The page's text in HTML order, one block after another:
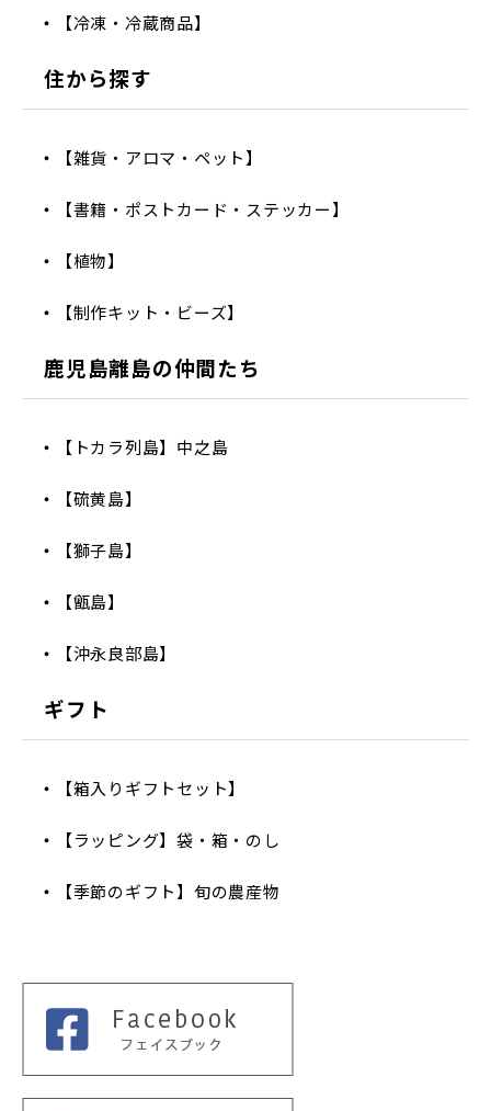
【冷凍・冷蔵商品】
住から探す
【雑貨・アロマ・ペット】
【書籍・ポストカード・ステッカー】
【植物】
【制作キット・ビーズ】
鹿児島離島の仲間たち
【トカラ列島】中之島
【硫黄島】
【獅子島】
【甑島】
【沖永良部島】
ギフト
【箱入りギフトセット】
【ラッピング】袋・箱・のし
【季節のギフト】旬の農産物